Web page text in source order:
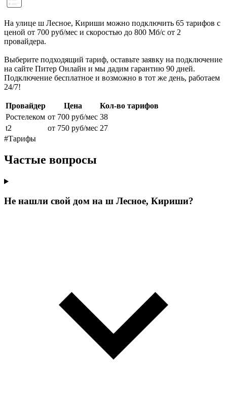
На улице ш Лесное, Кириши можно подключить 65 тарифов с
ценой от 700 руб/мес и скоростью до 800 Мб/с от 2
провайдера.
Выберите подходящий тариф, оставьте заявку на подключение
на сайте Питер Онлайн и мы дадим гарантию 90 дней.
Подключение бесплатное и возможно в тот же день, работаем
24/7!
Провайдер Цена
Кол-во тарифов
Ростелеком от 700 руб/мес 38
t2
от 750 руб/мес 27
#Тарифы
Частые вопросы
Не нашли свой дом на ш Лесное, Кириши?